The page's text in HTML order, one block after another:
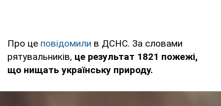
Про це повідомили в ДСНС. За словами
рятувальників, це результат 1821 пожежі,
що нищать українську природу.